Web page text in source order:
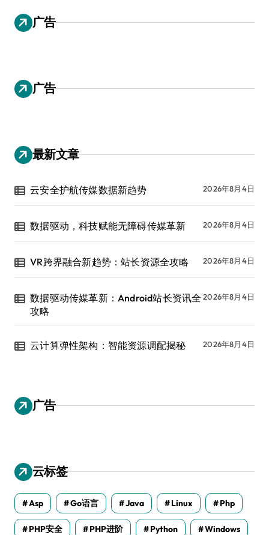
广告
广告
最新文章
云安全护航传媒数据新趋势 2026年8月4日
数据驱动，科技赋能无障碍传媒革新 2026年8月4日
VR跨界融合新趋势：站长资源全攻略 2026年8月4日
数据驱动传媒革新：Android站长资讯全
攻略
2026年8月4日
云计算弹性架构：智能资源调配揭秘 2026年8月4日
广告
云标签
Asp Go语言 Java Linux Php
PHP安全 PHP进阶 Python Windows